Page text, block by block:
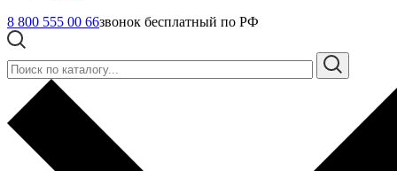
8 800 555 00 66звонок бесплатный по РФ